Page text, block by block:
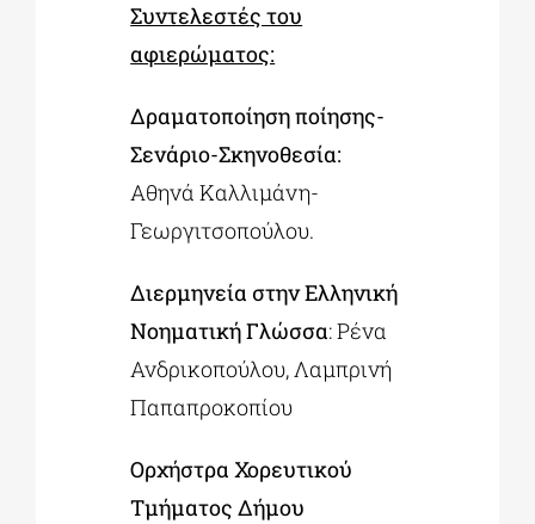
Συντελεστές του
αφιερώματος:
Δραματοποίηση ποίησης-
Σενάριο-Σκηνοθεσία:
Αθηνά Καλλιμάνη-
Γεωργιτσοπούλου.
Διερμηνεία στην Ελληνική
Νοηματική Γλώσσα: Ρένα
Ανδρικοπούλου, Λαμπρινή
Παπαπροκοπίου
Ορχήστρα Χορευτικού
Τμήματος Δήμου